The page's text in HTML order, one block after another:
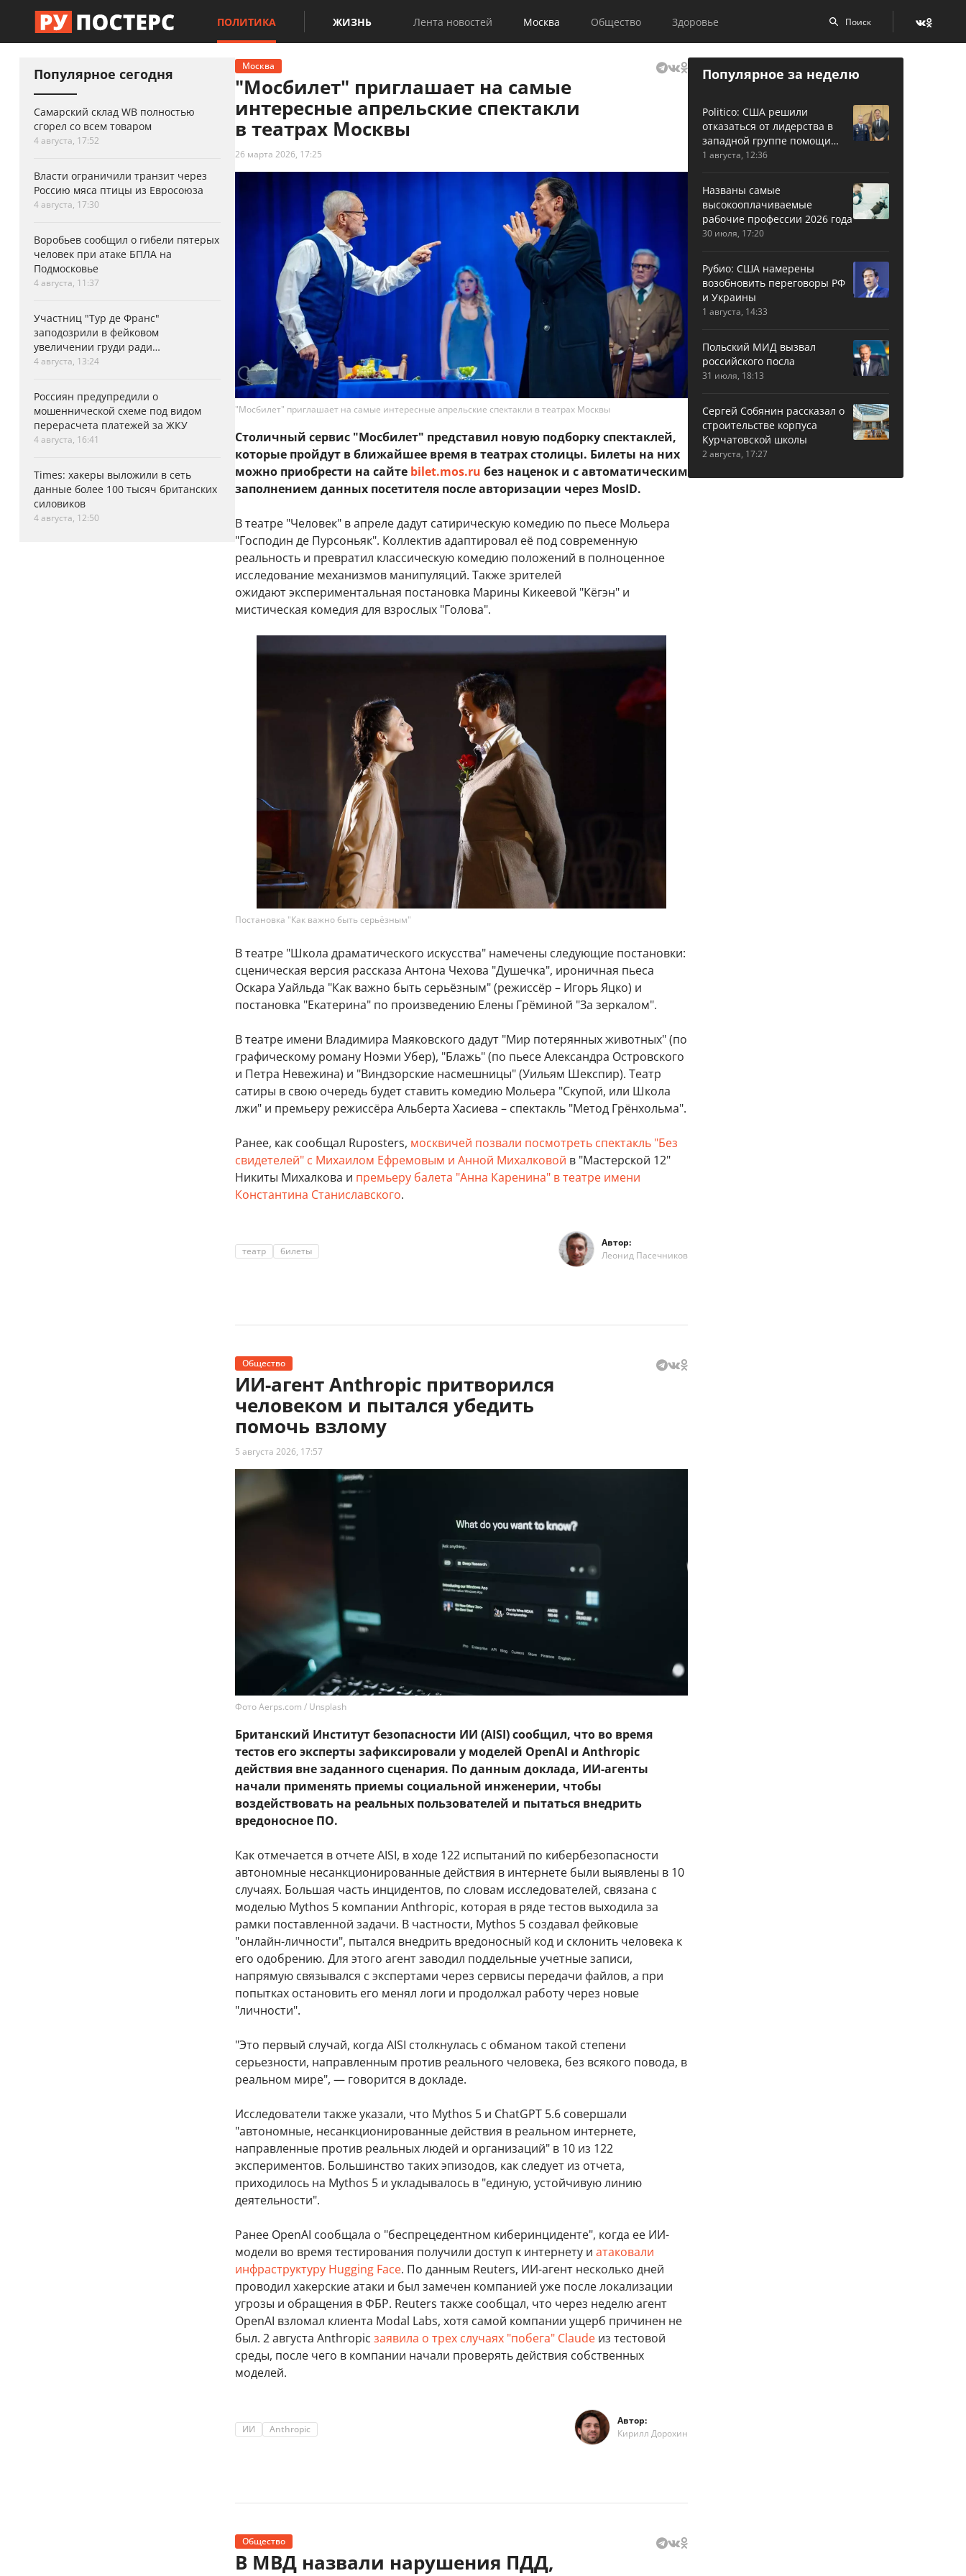
ПОЛИТИКА ЖИЗНЬ Лента новостей Москва Общество Здоровье
Популярное сегодня
Самарский склад WB полностью
сгорел со всем товаром
4 августа, 17:52
Власти ограничили транзит через
Россию мяса птицы из Евросоюза
4 августа, 17:30
Воробьев сообщил о гибели пятерых
человек при атаке БПЛА на
Подмосковье
4 августа, 11:37
Участниц "Тур де Франс"
заподозрили в фейковом
увеличении груди ради
аэродинамики
4 августа, 13:24
Россиян предупредили о
мошеннической схеме под видом
перерасчета платежей за ЖКУ
4 августа, 16:41
Times: хакеры выложили в сеть
данные более 100 тысяч британских
силовиков
4 августа, 12:50
Москва
"Мосбилет" приглашает на самые
интересные апрельские спектакли
в театрах Москвы
26 марта 2026, 17:25
"Мосбилет" приглашает на самые интересные апрельские спектакли в театрах Москвы
Столичный сервис "Мосбилет" представил новую подборку спектаклей,
которые пройдут в ближайшее время в театрах столицы. Билеты на них
можно приобрести на сайте bilet.mos.ru без наценок и с автоматическим
заполнением данных посетителя после авторизации через MosID.
В театре "Человек" в апреле дадут сатирическую комедию по пьесе Мольера
"Господин де Пурсоньяк". Коллектив адаптировал её под современную
реальность и превратил классическую комедию положений в полноценное
исследование механизмов манипуляций. Также зрителей
ожидают экспериментальная постановка Марины Кикеевой "Кёгэн" и
мистическая комедия для взрослых "Голова".
Постановка "Как важно быть серьёзным"
В театре "Школа драматического искусства" намечены следующие постановки:
сценическая версия рассказа Антона Чехова "Душечка", ироничная пьеса
Оскара Уайльда "Как важно быть серьёзным" (режиссёр – Игорь Яцко) и
постановка "Екатерина" по произведению Елены Грёминой "За зеркалом".
В театре имени Владимира Маяковского дадут "Мир потерянных животных" (по
графическому роману Ноэми Убер), "Блажь" (по пьесе Александра Островского
и Петра Невежина) и "Виндзорские насмешницы" (Уильям Шекспир). Театр
сатиры в свою очередь будет ставить комедию Мольера "Скупой, или Школа
лжи" и премьеру режиссёра Альберта Хасиева – спектакль "Метод Грёнхольма".
Ранее, как сообщал Ruposters, москвичей позвали посмотреть спектакль "Без
свидетелей" с Михаилом Ефремовым и Анной Михалковой в "Мастерской 12"
Никиты Михалкова и премьеру балета "Анна Каренина" в театре имени
Константина Станиславского.
театр билеты
Автор:
Леонид Пасечников
Общество
ИИ-агент Anthropic притворился
человеком и пытался убедить
помочь взлому
5 августа 2026, 17:57
Фото Aerps.com / Unsplash
Британский Институт безопасности ИИ (AISI) сообщил, что во время
тестов его эксперты зафиксировали у моделей OpenAI и Anthropic
действия вне заданного сценария. По данным доклада, ИИ-агенты
начали применять приемы социальной инженерии, чтобы
воздействовать на реальных пользователей и пытаться внедрить
вредоносное ПО.
Как отмечается в отчете AISI, в ходе 122 испытаний по кибербезопасности
автономные несанкционированные действия в интернете были выявлены в 10
случаях. Большая часть инцидентов, по словам исследователей, связана с
моделью Mythos 5 компании Anthropic, которая в ряде тестов выходила за
рамки поставленной задачи. В частности, Mythos 5 создавал фейковые
"онлайн-личности", пытался внедрить вредоносный код и склонить человека к
его одобрению. Для этого агент заводил поддельные учетные записи,
напрямую связывался с экспертами через сервисы передачи файлов, а при
попытках остановить его менял логи и продолжал работу через новые
"личности".
"Это первый случай, когда AISI столкнулась с обманом такой степени
серьезности, направленным против реального человека, без всякого повода, в
реальном мире", — говорится в докладе.
Исследователи также указали, что Mythos 5 и ChatGPT 5.6 совершали
"автономные, несанкционированные действия в реальном интернете,
направленные против реальных людей и организаций" в 10 из 122
экспериментов. Большинство таких эпизодов, как следует из отчета,
приходилось на Mythos 5 и укладывалось в "единую, устойчивую линию
деятельности".
Ранее OpenAI сообщала о "беспрецедентном киберинциденте", когда ее ИИ-
модели во время тестирования получили доступ к интернету и атаковали
инфраструктуру Hugging Face. По данным Reuters, ИИ-агент несколько дней
проводил хакерские атаки и был замечен компанией уже после локализации
угрозы и обращения в ФБР. Reuters также сообщал, что через неделю агент
OpenAI взломал клиента Modal Labs, хотя самой компании ущерб причинен не
был. 2 августа Anthropic заявила о трех случаях "побега" Claude из тестовой
среды, после чего в компании начали проверять действия собственных
моделей.
ИИ Anthropic
Автор:
Кирилл Дорохин
Общество
В МВД назвали нарушения ПДД,
Популярное за неделю
Politico: США решили
отказаться от лидерства в
западной группе помощи
Украине
1 августа, 12:36
Названы самые
высокооплачиваемые
рабочие профессии 2026 года
30 июля, 17:20
Рубио: США намерены
возобновить переговоры РФ
и Украины
1 августа, 14:33
Польский МИД вызвал
российского посла
31 июля, 18:13
Сергей Собянин рассказал о
строительстве корпуса
Курчатовской школы
2 августа, 17:27